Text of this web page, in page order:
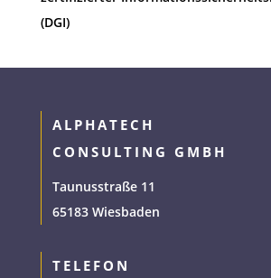
(DGI)
ALPHATECH
CONSULTING GMBH
Taunusstraße 11
65183 Wiesbaden
TELEFON